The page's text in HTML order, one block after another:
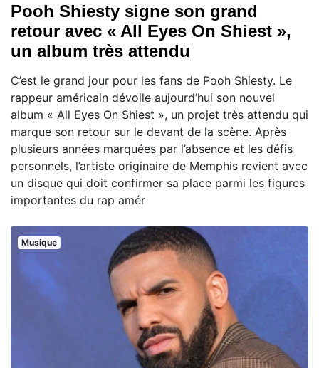
Pooh Shiesty signe son grand
retour avec « All Eyes On Shiest »,
un album très attendu
C’est le grand jour pour les fans de Pooh Shiesty. Le
rappeur américain dévoile aujourd’hui son nouvel
album « All Eyes On Shiest », un projet très attendu qui
marque son retour sur le devant de la scène. Après
plusieurs années marquées par l’absence et les défis
personnels, l’artiste originaire de Memphis revient avec
un disque qui doit confirmer sa place parmi les figures
importantes du rap amér
Musique